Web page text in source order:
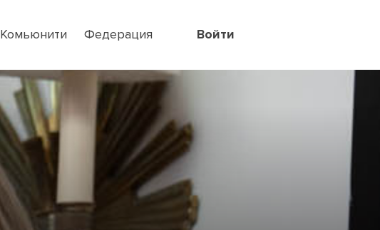
Комьюнити Федерация Войти